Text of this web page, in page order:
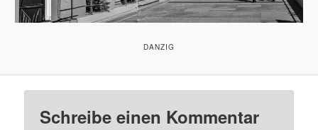
DANZIG
Schreibe einen Kommentar